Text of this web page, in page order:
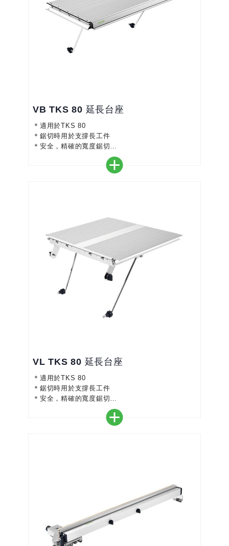
VB TKS 80 延長台座
＊適用於TKS 80
＊鋸切時用於支撐長工件
＊安全，精確的寬度鋸切
VL TKS 80 延長台座
＊適用於TKS 80
＊鋸切時用於支撐長工件
＊安全，精確的寬度鋸切